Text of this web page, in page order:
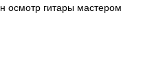
осмотр гитары мастером